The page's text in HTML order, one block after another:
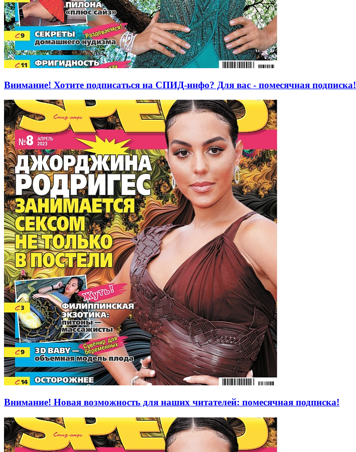
Внимание! Хотите подписаться на СПИД-инфо? Для вас - помесячная подписка!
Внимание! Новая возможность для наших читателей: помесячная подписка!